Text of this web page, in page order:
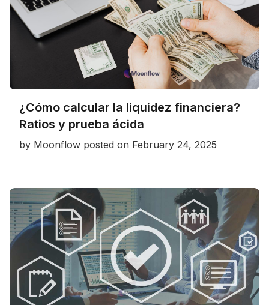
¿Cómo calcular la liquidez financiera?
Ratios y prueba ácida
by Moonflow posted on February 24, 2025